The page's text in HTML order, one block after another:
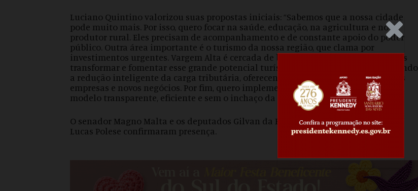
.Anúncio
Luciano Quintino valorizou suas propostas iniciais: “Sabemos que a nossa cidade
pode muito mais. Por isso, quero focar na saúde, educação, na agricultura e no
produtor rural. Eles precisam de acompanhamento e de constante apoio do poder
público. Outra área importante é o turismo da nossa região, que clama por
investimentos urgentes. Vargem Alta é cercada de belezas naturais e juntos vamos
transformar e fomentar esse grande potencial turístico. Também estamos estudando
a redução inteligente da carga tributária, oferecendo incentivos para atrair novas
empresas e novos negócios. Por fim, quero implementar uma gestão moderna, um
modelo transparente, eficiente e sem o inchaço da máquina pública”, finalizou.
O senador Magno Malta e os deputados Gilvan da Federal, Wellington Callegari e
Lucas Polese confirmaram presença.